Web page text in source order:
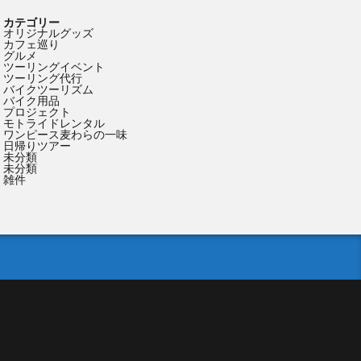
カテゴリー
オリジナルグッズ
カフェ巡り
グルメ
ツーリングイベント
ツーリング代行
バイクツーリズム
バイク用品
プロジェクト
モトライドレンタル
ワンピース麦わらの一味
日帰りツアー
未分類
未分類
雑件